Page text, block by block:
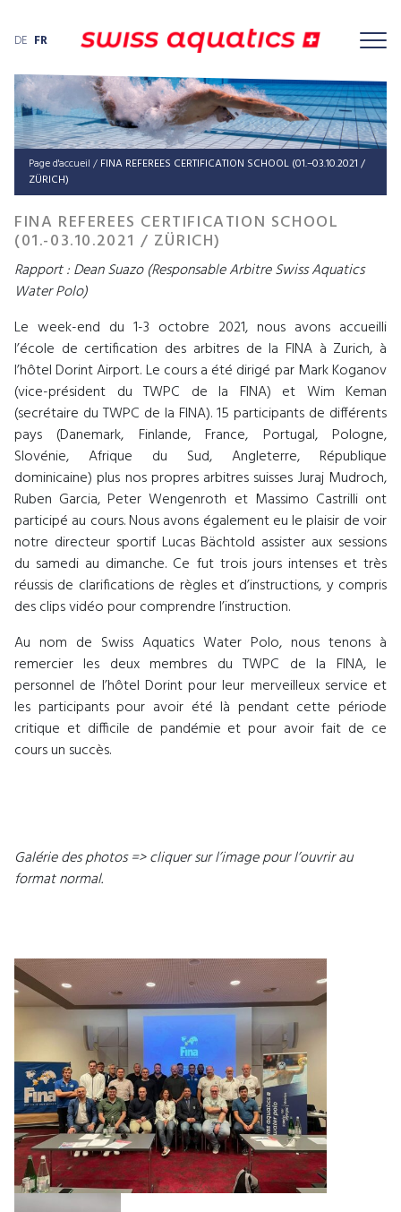
DE FR
Page d'accueil / FINA REFE­REES CER­TI­FI­CA­TI­ON SCHOOL (01.–03.10.2021 /
ZÜRICH)
FINA REFEREES CERTIFICATION SCHOOL
(01.-03.10.2021 / ZÜRICH)
Rapport : Dean Suazo (Responsable Arbitre Swiss Aquatics
Water Polo)
Le week-end du 1-3 octobre 2021, nous avons accueilli
l’école de certification des arbitres de la FINA à Zurich, à
l’hôtel Dorint Airport. Le cours a été dirigé par Mark Koganov
(vice-président du TWPC de la FINA) et Wim Keman
(secrétaire du TWPC de la FINA). 15 participants de différents
pays (Danemark, Finlande, France, Portugal, Pologne,
Slovénie, Afrique du Sud, Angleterre, République
dominicaine) plus nos propres arbitres suisses Juraj Mudroch,
Ruben Garcia, Peter Wengenroth et Massimo Castrilli ont
participé au cours. Nous avons également eu le plaisir de voir
notre directeur sportif Lucas Bächtold assister aux sessions
du samedi au dimanche. Ce fut trois jours intenses et très
réussis de clarifications de règles et d’instructions, y compris
des clips vidéo pour comprendre l’instruction.
Au nom de Swiss Aquatics Water Polo, nous tenons à
remercier les deux membres du TWPC de la FINA, le
personnel de l’hôtel Dorint pour leur merveilleux service et
les participants pour avoir été là pendant cette période
critique et difficile de pandémie et pour avoir fait de ce
cours un succès.
Galérie des photos => cliquer sur l’image pour l’ouvrir au
format normal.